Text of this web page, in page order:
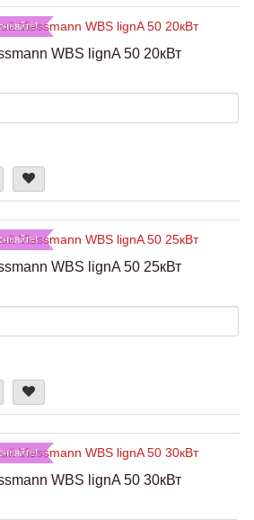
WBS lignA 50 20кВт
WBS lignA 50 25кВт
WBS lignA 50 30кВт